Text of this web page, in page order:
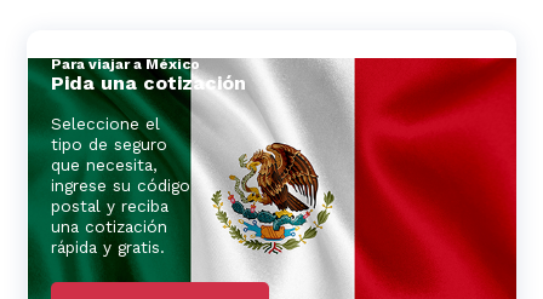
Para viajar a México
Pida una cotización
Seleccione el
tipo de seguro
que necesita,
ingrese su código
postal y reciba
una cotización
rápida y gratis.